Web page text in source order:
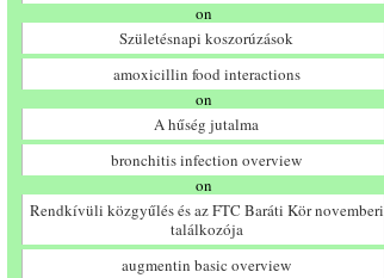
on
Születésnapi koszorúzások
amoxicillin food interactions
on
A hűség jutalma
bronchitis infection overview
on
Rendkívüli közgyűlés és az FTC Baráti Kör novemberi
találkozója
augmentin basic overview